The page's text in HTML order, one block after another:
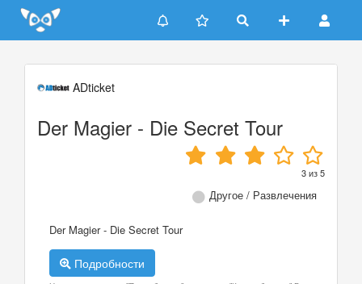
Update cookies preferences
ADticket
Der Magier - Die Secret Tour
3из5
Другое / Развлечения
Der Magier - Die Secret Tour
Подробности